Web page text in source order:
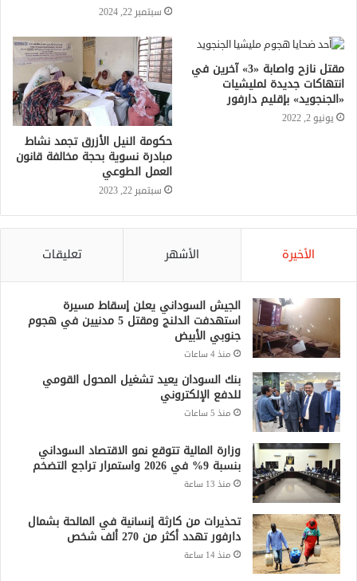
سبتمبر 22, 2024
مقتل نازح واصابة «3» آخرين في
انتهاكات جديدة لمليشيات
«الجنجويد» بإقليم دارفور
يونيو 2, 2022
حكومة النيل الأزرق تجمد نشاط
مبادرة نسوية بحجة مخالفة قانون
العمل الطوعي
سبتمبر 22, 2023
الأخيرة الأشهر تعليقات
الجيش السوداني يعلن إسقاط مسيرة
استهدفت الدلنج ومقتل 5 مدنيين في هجوم
جنوبي الأبيض
منذ 4 ساعات
بنك السودان يعيد تشغيل المحول القومي
للدفع الإلكتروني
منذ 5 ساعات
وزارة المالية تتوقع نمو الاقتصاد السوداني
بنسبة 9% في 2026 واستمرار تراجع التضخم
منذ 13 ساعة
تحذيرات من كارثة إنسانية في المالحة بشمال
دارفور تهدد أكثر من 270 ألف شخص
منذ 14 ساعة